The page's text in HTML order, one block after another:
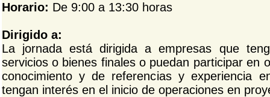
Horario: De 9:00 a 13:30 horas
Dirigido a:
La jornada está dirigida a empresas que
servicios o bienes finales o puedan participar en
conocimiento y de referencias y experiencia
tengan interés en el inicio de operaciones en